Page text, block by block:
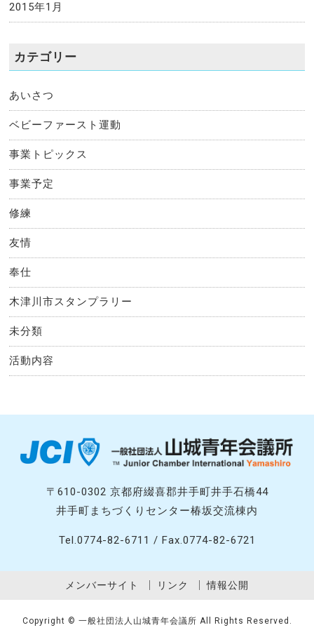
2015年1月
カテゴリー
あいさつ
ベビーファースト運動
事業トピックス
事業予定
修練
友情
奉仕
木津川市スタンプラリー
未分類
活動内容
〒610-0302 京都府綴喜郡井手町井手石橋44
井手町まちづくりセンター椿坂交流棟内
Tel.0774-82-6711 / Fax.0774-82-6721
メンバーサイト リンク 情報公開
Copyright © 一般社団法人山城青年会議所 All Rights Reserved.